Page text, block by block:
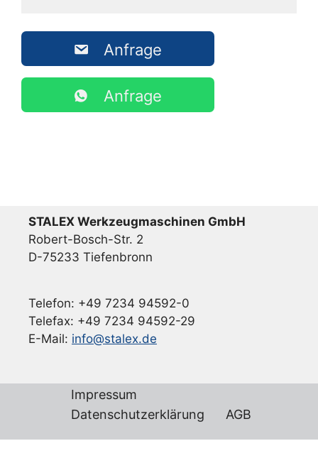
Anfrage
Anfrage
STALEX Werkzeugmaschinen GmbH
Robert-Bosch-Str. 2
D-75233 Tiefenbronn
Telefon: +49 7234 94592-0
Telefax: +49 7234 94592-29
E-Mail: info@stalex.de
Impressum
Datenschutzerklärung
AGB